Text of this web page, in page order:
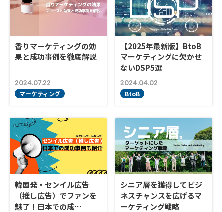
香りマーケティングの効
果と成功事例を徹底解説
2024.07.22
マーケティング
【2025年最新版】BtoB
マーケティングに欠かせ
ないDSP5選
2024.04.02
BtoB
韓国発・センイル広告
（推し広告）でファンを
魅了！日本での成…
シニア層を獲得してビジ
ネスチャンスを広げるマ
ーケティング戦略